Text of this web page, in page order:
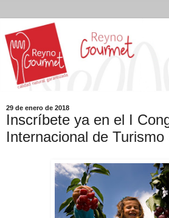
29 de enero de 2018
Inscríbete ya en el I
Internacional de